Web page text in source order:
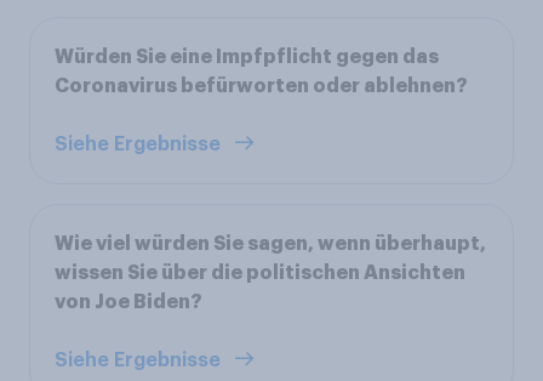
Würden Sie eine Impfpflicht gegen das
Coronavirus befürworten oder ablehnen?
Siehe Ergebnisse
Wie viel würden Sie sagen, wenn überhaupt,
wissen Sie über die politischen Ansichten
von Joe Biden?
Siehe Ergebnisse